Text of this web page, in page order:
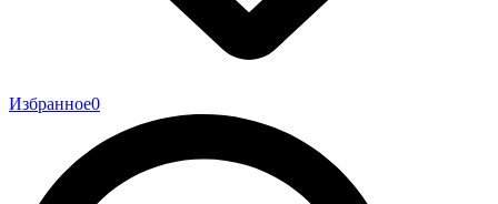
Избранное0